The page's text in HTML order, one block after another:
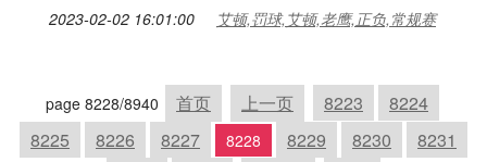
2023-02-02 16:01:00 艾顿,罚球,艾顿,老鹰,正负,常规赛
page 8228/8940 首页 上一页 8223
8224
8225
8226 8227 8228 8229 8230
8231